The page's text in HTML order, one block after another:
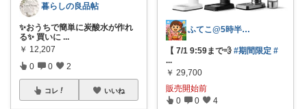
暮らしの良品帖
✨おうちで簡単に炭酸水が作れ
る✨ 買いに ...
￥ 12,207
0 0 2
コレ いいね
ふてこ@5時半頃ｺﾚ/京都のｲｲもの🍵
【 7/1 9:59まで💨 #期間限定 #
...
￥ 29,700
販売開始前
0 0 4